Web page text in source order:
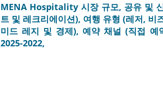
MENA Hospitality 시장 규모, 공유 및
트 및 레크리에이션), 여행 유형 (레저,
미드 레지 및 경제), 예약 채널 (직접 예
2025-2022,